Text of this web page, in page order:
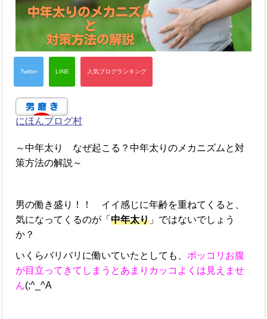
にほんブログ村
～中年太り なぜ起こる？中年太りのメカニズムと対
策方法の解説～
男の働き盛り！！ イイ感じに年齢を重ねてくると、
気になってくるのが「中年太り 」ではないでしょう
か？
いくらバリバリに働いていたとしても、 ポッコリお腹
が目立ってきてしまうとあまりカッコよくは見えませ
ん(;^_^A